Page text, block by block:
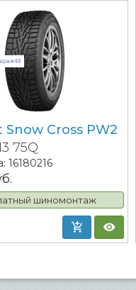
Snow Cross PW2
75Q
16180216
шиномонтаж